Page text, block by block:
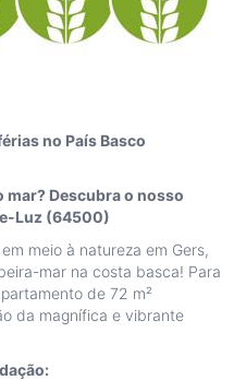
no País Basco
mar? Descubra o nosso
Luz (64500)
meio à natureza em Gers,
mar na costa basca! Para
de 72 m²
da magnífica e vibrante